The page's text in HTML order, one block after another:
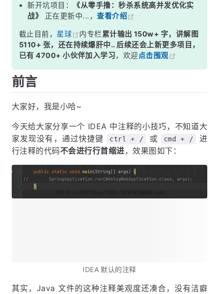
新开坑项目：
《从零手撸：秒杀系统高并发优化实
战》
正在更新中...，查看介绍
截止目前， 星球 内专栏累计输出 150w+ 字，讲解图
5110+ 张，还在持续爆肝中.. 后续还会上新更多项目，
已有 4700+ 小伙伴加入学习，欢迎点击围观
前言
大家好，我是小哈~
今天给大家分享一个 IDEA 中注释的小技巧，不知道大
家发现没有，通过快捷键
ctrl + / 或 cmd + /
进
行注释的代码不会进行行首缩进，效果图如下：
IDEA 默认的注释
其实，Java 文件的这种注释美观度还凑合，没有洁癖